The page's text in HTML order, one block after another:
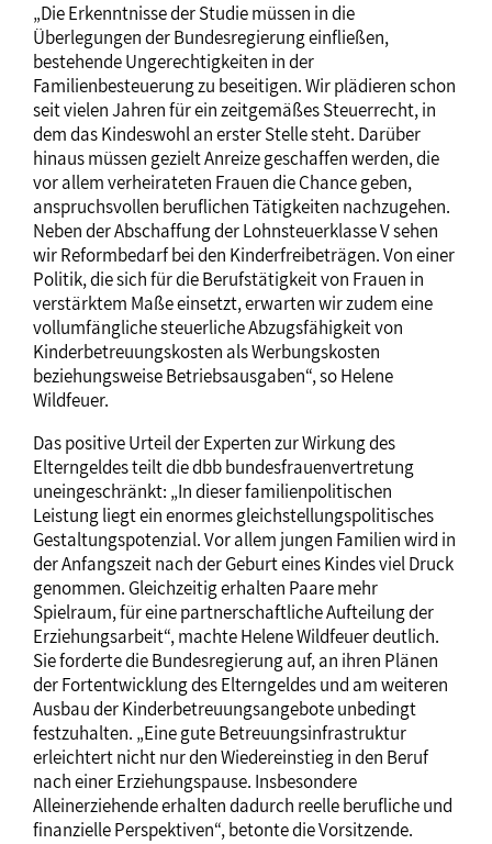
„Die Erkenntnisse der Studie müssen in die
Überlegungen der Bundesregierung einfließen,
bestehende Ungerechtigkeiten in der
Familienbesteuerung zu beseitigen. Wir plädieren schon
seit vielen Jahren für ein zeitgemäßes Steuerrecht, in
dem das Kindeswohl an erster Stelle steht. Darüber
hinaus müssen gezielt Anreize geschaffen werden, die
vor allem verheirateten Frauen die Chance geben,
anspruchsvollen beruflichen Tätigkeiten nachzugehen.
Neben der Abschaffung der Lohnsteuerklasse V sehen
wir Reformbedarf bei den Kinderfreibeträgen. Von einer
Politik, die sich für die Berufstätigkeit von Frauen in
verstärktem Maße einsetzt, erwarten wir zudem eine
vollumfängliche steuerliche Abzugsfähigkeit von
Kinderbetreuungskosten als Werbungskosten
beziehungsweise Betriebsausgaben“, so Helene
Wildfeuer.
Das positive Urteil der Experten zur Wirkung des
Elterngeldes teilt die dbb bundesfrauenvertretung
uneingeschränkt: „In dieser familienpolitischen
Leistung liegt ein enormes gleichstellungspolitisches
Gestaltungspotenzial. Vor allem jungen Familien wird in
der Anfangszeit nach der Geburt eines Kindes viel Druck
genommen. Gleichzeitig erhalten Paare mehr
Spielraum, für eine partnerschaftliche Aufteilung der
Erziehungsarbeit“, machte Helene Wildfeuer deutlich.
Sie forderte die Bundesregierung auf, an ihren Plänen
der Fortentwicklung des Elterngeldes und am weiteren
Ausbau der Kinderbetreuungsangebote unbedingt
festzuhalten. „Eine gute Betreuungsinfrastruktur
erleichtert nicht nur den Wiedereinstieg in den Beruf
nach einer Erziehungspause. Insbesondere
Alleinerziehende erhalten dadurch reelle berufliche und
finanzielle Perspektiven“, betonte die Vorsitzende.